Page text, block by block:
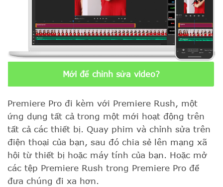
Mới để chỉnh sửa video?
Premiere Pro đi kèm với Premiere Rush, một
ứng dụng tất cả trong một mới hoạt động trên
tất cả các thiết bị. Quay phim và chỉnh sửa trên
điện thoại của bạn, sau đó chia sẻ lên mạng xã
hội từ thiết bị hoặc máy tính của bạn. Hoặc mở
các tệp Premiere Rush trong Premiere Pro để
đưa chúng đi xa hơn.